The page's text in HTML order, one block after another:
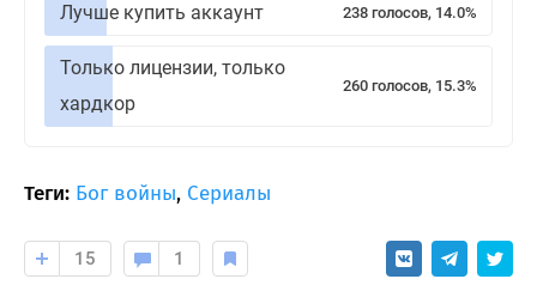
Лучше купить аккаунт 238 голосов, 14.0%
Только лицензии, только
хардкор
260 голосов, 15.3%
Теги: Бог войны, Сериалы
15 1